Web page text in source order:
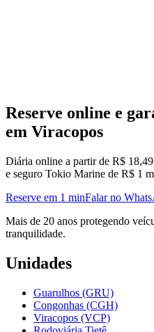
Reserve online e
em Viracopos
Diária online a partir de R$
e seguro Tokio Marine de R$ 1
Reserve em 1 minFalar no
Mais de 20 anos protegendo
tranquilidade.
Unidades
Guarulhos (GRU)
Congonhas (CGH)
Viracopos (VCP)